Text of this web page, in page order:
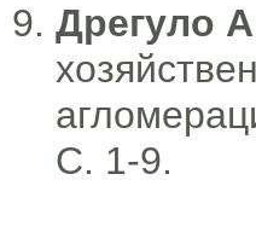
Дрегуло
С. 1-9.